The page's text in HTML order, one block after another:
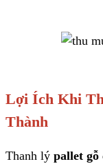
Lợi Ích Khi
Thành
Thanh lý pallet gỗ